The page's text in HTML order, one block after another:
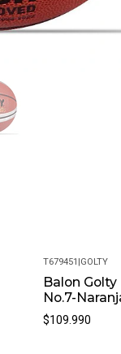
T679451 |GOLTY
Balon
No.7-
$109.990